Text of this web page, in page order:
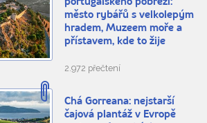
portugalského pobřeží:
město rybářů s velkolepým
hradem, Muzeem moře a
přístavem, kde to žije
2.972 přečtení
Chá Gorreana: nejstarší
čajová plantáž v Evropě